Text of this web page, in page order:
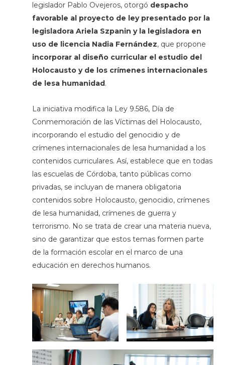
legislador Pablo Ovejeros, otorgó despacho
favorable al proyecto de ley presentado por la
legisladora Ariela Szpanin y la legisladora en
uso de licencia Nadia Fernández, que propone
incorporar al diseño curricular el estudio del
Holocausto y de los crímenes internacionales
de lesa humanidad.
La iniciativa modifica la Ley 9.586, Día de
Conmemoración de las Víctimas del Holocausto,
incorporando el estudio del genocidio y de
crímenes internacionales de lesa humanidad a los
contenidos curriculares. Así, establece que en todas
las escuelas de Córdoba, tanto públicas como
privadas, se incluyan de manera obligatoria
contenidos sobre Holocausto, genocidio, crímenes
de lesa humanidad, crímenes de guerra y
terrorismo. No se trata de crear una materia nueva,
sino de garantizar que estos temas formen parte
de la formación escolar en el marco de una
educación en derechos humanos.